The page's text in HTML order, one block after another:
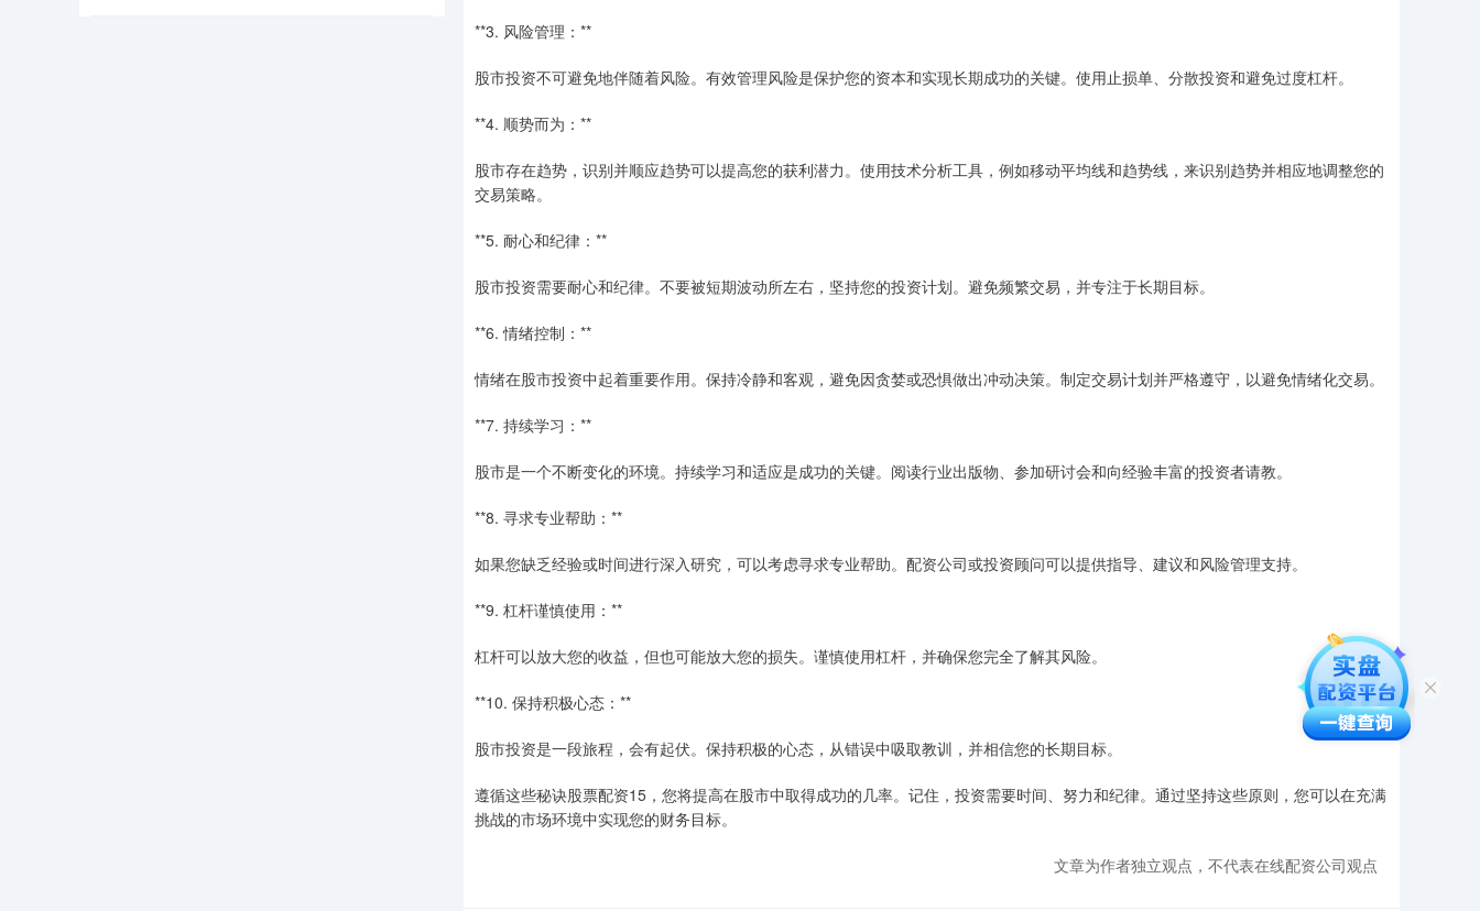
**3. 风险管理：**
股市投资不可避免地伴随着风险。有效管理风险是保护您的资本和实现长期成功的关键。使用止损单、分散投资和避免过度杠杆。
**4. 顺势而为：**
股市存在趋势，识别并顺应趋势可以提高您的获利潜力。使用技术分析工具，例如移动平均线和趋势线，来识别趋势并相应地调整您的
交易策略。
**5. 耐心和纪律：**
股市投资需要耐心和纪律。不要被短期波动所左右，坚持您的投资计划。避免频繁交易，并专注于长期目标。
**6. 情绪控制：**
情绪在股市投资中起着重要作用。保持冷静和客观，避免因贪婪或恐惧做出冲动决策。制定交易计划并严格遵守，以避免情绪化交易。
**7. 持续学习：**
股市是一个不断变化的环境。持续学习和适应是成功的关键。阅读行业出版物、参加研讨会和向经验丰富的投资者请教。
**8. 寻求专业帮助：**
如果您缺乏经验或时间进行深入研究，可以考虑寻求专业帮助。配资公司或投资顾问可以提供指导、建议和风险管理支持。
**9. 杠杆谨慎使用：**
杠杆可以放大您的收益，但也可能放大您的损失。谨慎使用杠杆，并确保您完全了解其风险。
**10. 保持积极心态：**
股市投资是一段旅程，会有起伏。保持积极的心态，从错误中吸取教训，并相信您的长期目标。
遵循这些秘诀股票配资15，您将提高在股市中取得成功的几率。记住，投资需要时间、努力和纪律。通过坚持这些原则，您可以在充满
挑战的市场环境中实现您的财务目标。
文章为作者独立观点，不代表在线配资公司观点